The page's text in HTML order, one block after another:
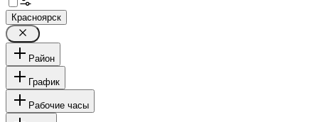
Красноярск
Район
График
Рабочие часы